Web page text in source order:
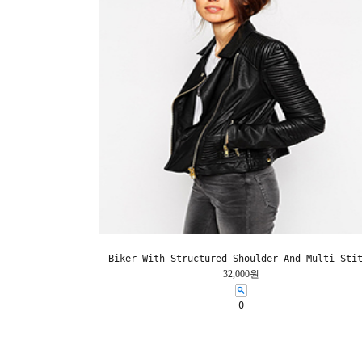
Biker With Structured Shoulder And Multi
32,000원
0